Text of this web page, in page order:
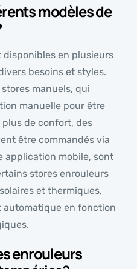
modèles de
disponibles en plusieurs
besoins et styles.
manuels, qui
manuelle pour être
de confort, des
être commandés via
application mobile, sont
stores enrouleurs
et thermiques,
en fonction
enrouleurs